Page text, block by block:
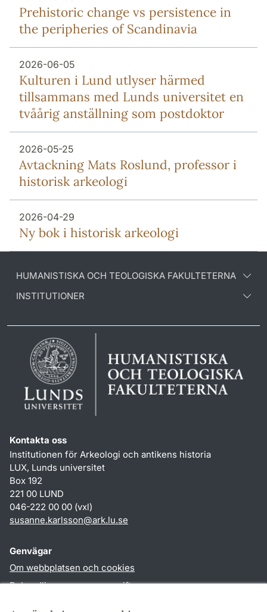
Prehistoric change vs persistence in
the peripheries of Scandinavia
2026-06-05
Kulturen i Lund utlyser härmed
tillsammans med Lunds universitet en
tvåårig anställning som postdoktor
2026-05-25
Avtackning Mats Roslund, professor i
historisk arkeologi
2026-04-29
Ny bok i historisk arkeologi
HUMANISTISKA OCH TEOLOGISKA FAKULTETERNA
INSTITUTIONER
Kontakta oss
Institutionen för Arkeologi och antikens historia
LUX, Lunds universitet
Box 192
221 00 LUND
046-222 00 00 (vxl)
susanne.karlsson@ark.lu.se
Genvägar
Om webbplatsen och cookies
Behandling av personuppgifter